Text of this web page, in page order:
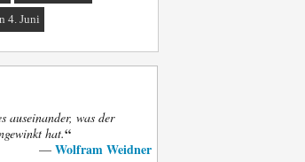
4. Juni
auseinander, was der
hat.“
— Wolfram Weidner